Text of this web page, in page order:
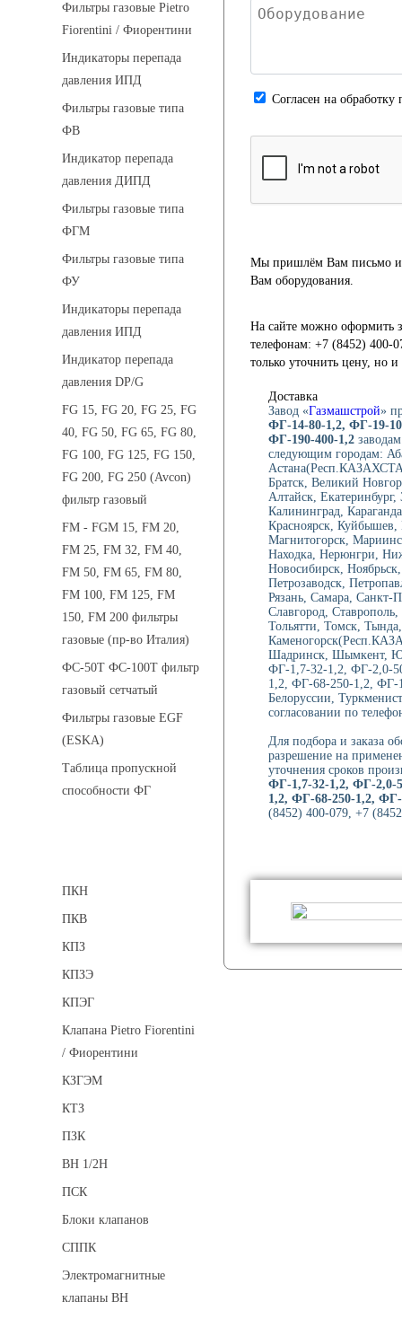
Фильтры газовые Pietro
Fiorentini / Фиорентини
Индикаторы перепада
давления ИПД
Фильтры газовые типа
ФВ
Индикатор перепада
давления ДИПД
Фильтры газовые типа
ФГМ
Фильтры газовые типа
ФУ
Индикаторы перепада
давления ИПД
Индикатор перепада
давления DP/G
FG 15, FG 20, FG 25, FG
40, FG 50, FG 65, FG 80,
FG 100, FG 125, FG 150,
FG 200, FG 250 (Avcon)
фильтр газовый
FM - FGM 15, FM 20,
FM 25, FM 32, FM 40,
FM 50, FM 65, FM 80,
FM 100, FM 125, FM
150, FM 200 фильтры
газовые (пр-во Италия)
ФС-50Т ФС-100Т фильтр
газовый сетчатый
Фильтры газовые EGF
(ESKA)
Таблица пропускной
способности ФГ
ПКН
ПКВ
КПЗ
КПЗЭ
КПЭГ
Клапана Pietro Fiorentini
/ Фиорентини
КЗГЭМ
КТЗ
ПЗК
ВН 1/2Н
ПСК
Блоки клапанов
СППК
Электромагнитные
клапаны ВН
Cогласен на
Мы пришлём Вам письмо и
Вам оборудования.
На сайте можно оформить
телефонам: +7 (8452) 400-
только уточнить цену, но
Доставка
Завод «Газмашстрой»
ФГ-14-80-1,2, ФГ-19-
ФГ-190-400-1,2
следующим городам:
Братск, Великий
Алтайск,
Калининград,
Красноярск,
Магнитогорск,
Находка, Нерюнгри,
Новосибирск,
Петрозаводск,
Рязань, Самара, Санкт-
Славгород,
Тольятти, Томск,
Шадринск, Шымкент,
ФГ-1,7-32-1,2, ФГ-2,0-
1,2, ФГ-68-250-1,2, ФГ-
Белоруссии,
согласовании по
Для подбора и заказа
разрешение на
уточнения сроков
ФГ-1,7-32-1,2, ФГ-2,0-
1,2, ФГ-68-250-1,2,
(8452) 400-079, +7